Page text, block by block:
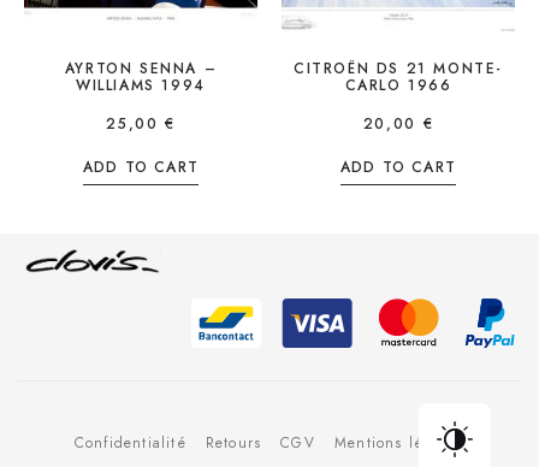
AYRTON SENNA –
WILLIAMS 1994
25,00 €
ADD TO CART
CITROËN DS 21 MONTE-
CARLO 1966
20,00 €
ADD TO CART
Confidentialité Retours CGV
Mentions légales